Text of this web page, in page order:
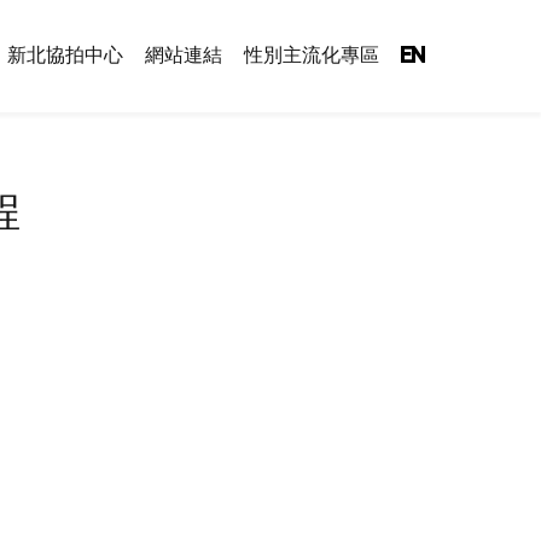
新北協拍中心 網站連結 性別主流化專區 EN